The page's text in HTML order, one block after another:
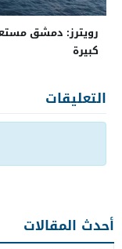
رويترز: دمشق
كبيرة
التعليقات
أحدث المقالات